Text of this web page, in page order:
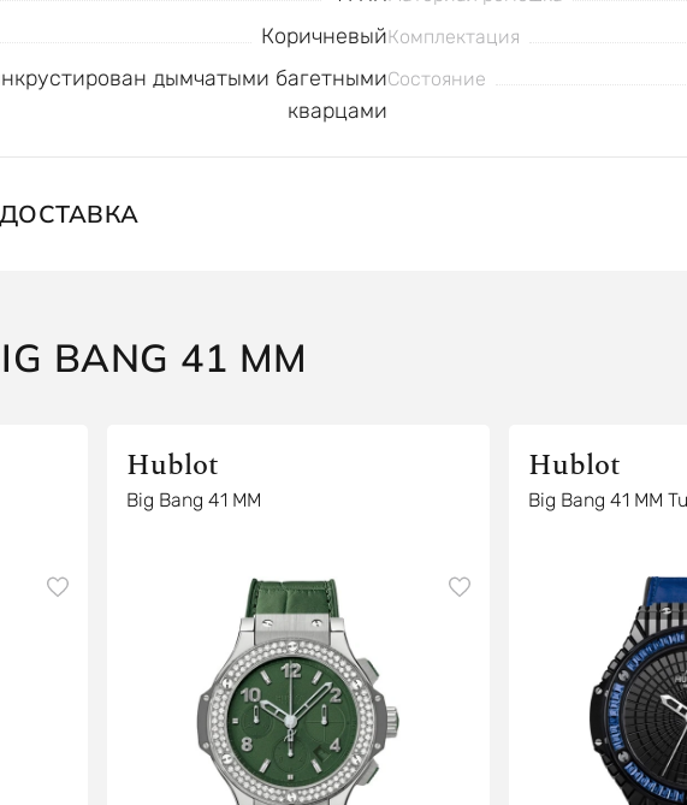
Коричневый
дымчатыми багетными
кварцами
Комплектация
Состояние
BANG 41 MM
Hublot
Big Bang 41 MM
Hublot
Big Bang 41 MM